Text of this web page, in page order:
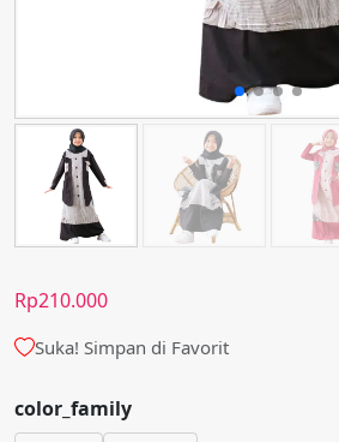
Rp210.000
Suka! Simpan di Favorit
color_family